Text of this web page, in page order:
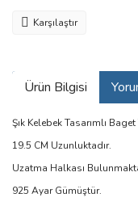
Karşılaştır
Ürün Bilgisi
Şık Kelebek Tasarımlı
19.5 CM Uzunluktadır.
Uzatma Halkası
925 Ayar Gümüştür.